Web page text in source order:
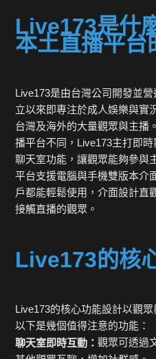
Live173是什
本土直播平台
Live173是由台灣公司開發並
立以來即專注於成人娛樂與實
台灣及海外的大量觀眾與主播
播平台不同，Live173主打即
聊天室功能，讓觀眾能夠參與
平台支援電腦與手機雙版本介
戶都能輕鬆使用，介面設計直
接觸直播的觀眾。
Live173的核
Live173的核心功能設計以觀
以下是幾個值得注意的功能：
聊天室即時互動：觀眾可透過